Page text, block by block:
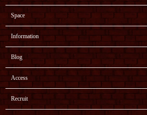
Space
Information
Blog
Access
Recruit